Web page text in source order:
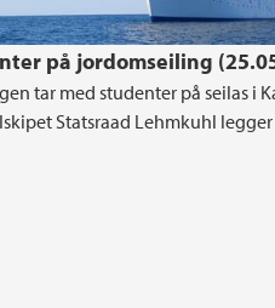
på jordomseiling
tar med studenter på seilas i
Statsraad Lehmkuhl